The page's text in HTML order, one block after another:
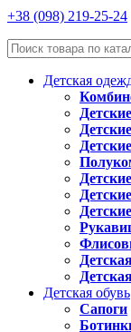
+38 (098) 219-25-24
Детская
Детская обувь
Сапоги